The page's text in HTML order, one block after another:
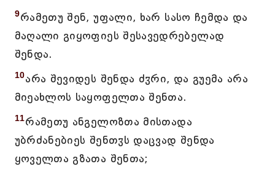
9რამეთუ შენ, უფალი, ხარ სასო ჩემდა და
მაღალი გიყოფიეს შესავედრებელად
შენდა.
10არა შევიდეს შენდა ძჳრი, და გუემა არა
მიეახლოს საყოფელთა შენთა.
11რამეთუ ანგელოზთა მისთადა
უბრძანებიეს შენთჳს დაცვად შენდა
ყოველთა გზათა შენთა;